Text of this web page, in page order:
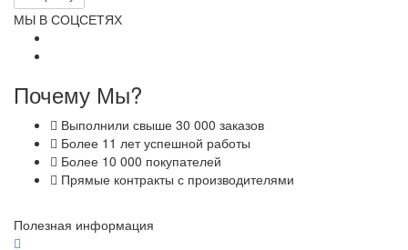
МЫ В СОЦСЕТЯХ
Почему Мы?
Выполнили свыше 30 000 заказов
Более 11 лет успешной работы
Более 10 000 покупателей
Прямые контракты с производителями
Полезная информация